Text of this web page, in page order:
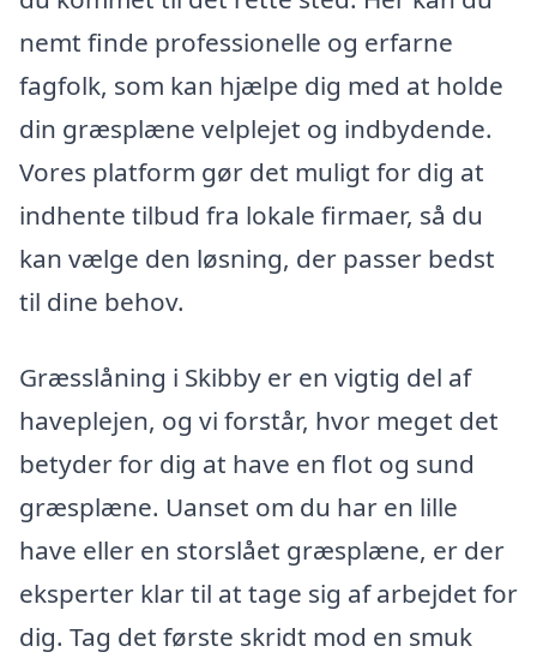
nemt finde professionelle og erfarne
fagfolk, som kan hjælpe dig med at holde
din græsplæne velplejet og indbydende.
Vores platform gør det muligt for dig at
indhente tilbud fra lokale firmaer, så du
kan vælge den løsning, der passer bedst
til dine behov.
Græsslåning i Skibby er en vigtig del af
haveplejen, og vi forstår, hvor meget det
betyder for dig at have en flot og sund
græsplæne. Uanset om du har en lille
have eller en storslået græsplæne, er der
eksperter klar til at tage sig af arbejdet for
dig. Tag det første skridt mod en smuk